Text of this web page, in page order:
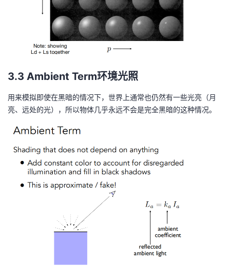
3.3 Ambient Term环境光照
用来模拟即使在黑暗的情况下，世界上通常也仍然有一些光亮（月
亮、远处的光），所以物体几乎永远不会是完全黑暗的这种情况。